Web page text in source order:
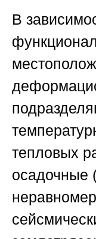
В
тепловых
осадочные